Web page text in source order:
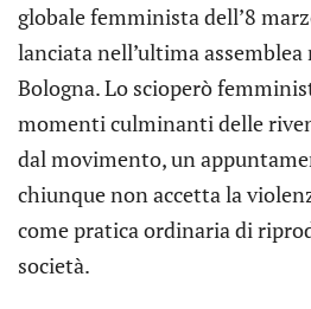
globale femminista dell’8
lanciata nell’ultima assemblea
Bologna. Lo scioperò
momenti culminanti delle
dal movimento, un
chiunque non accetta la
come pratica ordinaria di
società.